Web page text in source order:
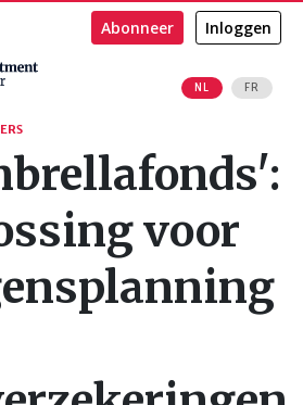
NL FR
Abonneer Inloggen
voor